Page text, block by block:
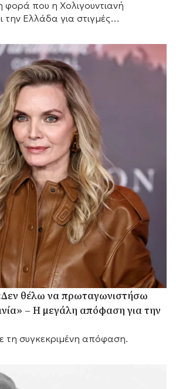
φορά που η Χολιγουντιανή
την Ελλάδα για στιγμές
θέλω να πρωταγωνιστήσω
– Η μεγάλη απόφαση για την
τη συγκεκριμένη απόφαση.